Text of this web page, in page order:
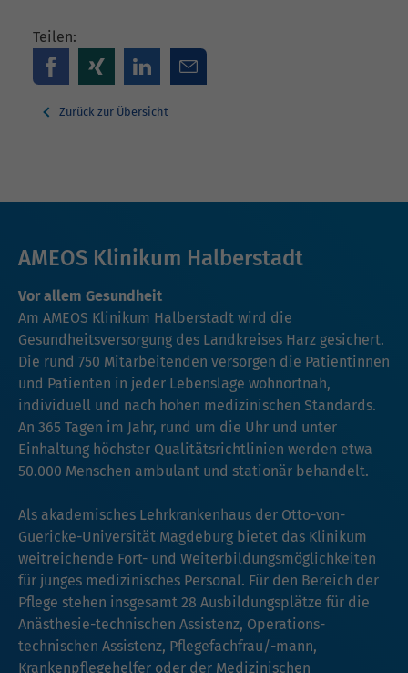
Teilen:
Zurück zur Übersicht
AMEOS Klinikum Halberstadt
Vor allem Gesundheit
Am AMEOS Klinikum Halberstadt wird die
Gesundheitsversorgung des Landkreises Harz gesichert.
Die rund 750 Mitarbeitenden versorgen die Patientinnen
und Patienten in jeder Lebenslage wohnortnah,
individuell und nach hohen medizinischen Standards.
An 365 Tagen im Jahr, rund um die Uhr und unter
Einhaltung höchster Qualitätsrichtlinien werden etwa
50.000 Menschen ambulant und stationär behandelt.
Als akademisches Lehrkrankenhaus der Otto-von-
Guericke-Universität Magdeburg bietet das Klinikum
weitreichende Fort- und Weiterbildungsmöglichkeiten
für junges medizinisches Personal. Für den Bereich der
Pflege stehen insgesamt 28 Ausbildungsplätze für die
Anästhesie-technischen Assistenz, Operations-
technischen Assistenz, Pflegefachfrau/-mann,
Krankenpflegehelfer oder der Medizinischen